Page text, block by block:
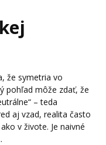
že symetria vo
pohľad môže zdať, že
– teda
aj vzad, realita často
v živote. Je naivné